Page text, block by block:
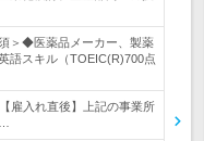
＞◆医薬品メーカー、製薬
語スキル（TOEIC(R)700点
雇入れ直後】上記の事業所